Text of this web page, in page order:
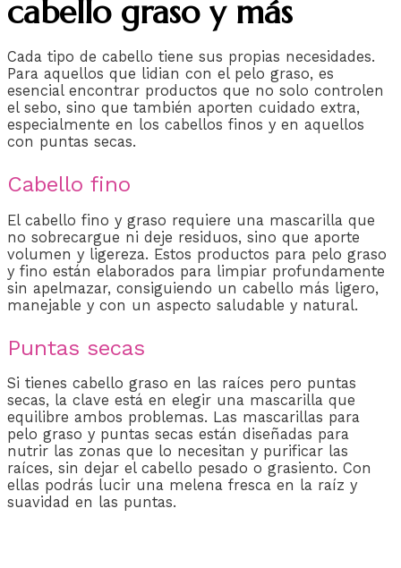
cabello graso y más
Cada tipo de cabello tiene sus propias necesidades.
Para aquellos que lidian con el pelo graso, es
esencial encontrar productos que no solo controlen
el sebo, sino que también aporten cuidado extra,
especialmente en los cabellos finos y en aquellos
con puntas secas.
Cabello fino
El cabello fino y graso requiere una mascarilla que
no sobrecargue ni deje residuos, sino que aporte
volumen y ligereza. Estos productos para pelo graso
y fino están elaborados para limpiar profundamente
sin apelmazar, consiguiendo un cabello más ligero,
manejable y con un aspecto saludable y natural.
Puntas secas
Si tienes cabello graso en las raíces pero puntas
secas, la clave está en elegir una mascarilla que
equilibre ambos problemas. Las mascarillas para
pelo graso y puntas secas están diseñadas para
nutrir las zonas que lo necesitan y purificar las
raíces, sin dejar el cabello pesado o grasiento. Con
ellas podrás lucir una melena fresca en la raíz y
suavidad en las puntas.